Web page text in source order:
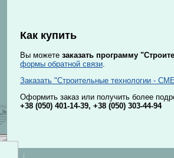
Как купить
Вы можете заказать программу
формы обратной связи.
Заказать "Строительные технологии -
Оформить заказ или получить более
+38 (050) 401-14-39, +38 (050) 303-44-94